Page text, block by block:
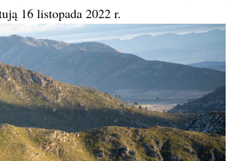
16 listopada 2022 r.